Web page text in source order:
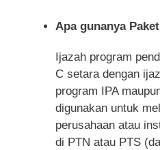
Apa gunanya
Ijazah program
C setara dengan
program IPA
digunakan untuk
perusahaan atau
di PTN atau PTS